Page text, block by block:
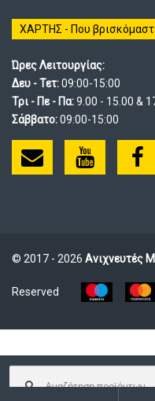
ΧΑΡΤΗΣ - Που
Ώρες Λειτουργίας:
Δευ - Τετ:09:00-15:00
Τρι - Πε - Πα:9.00 - 15.00 &
Σάββατο:09:00-15:00
© 2017 - 2026 Ανιχνευτές
Reserved
Αναζήτηση